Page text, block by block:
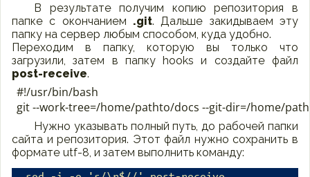
В результате получим копию репозитория в
папке с окончанием .git. Дальше закидываем эту
папку на сервер любым способом, куда удобно.
Переходим в папку, которую вы только что
загрузили, затем в папку hooks и создайте файл
post-receive.
#!/usr/bin/bash
Нужно указывать полный путь, до рабочей папки
сайта и репозитория. Этот файл нужно сохранить в
формате utf-8, и затем выполнить команду: